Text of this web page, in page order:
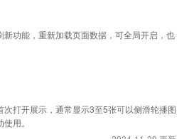
新功能，重新加载页面数据，可全局开启，也
次打开展示，通常显示3至5张可以侧滑轮播图
用。